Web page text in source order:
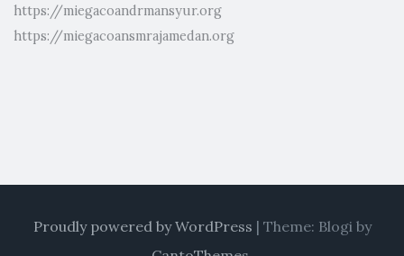
https://miegacoandrmansyur.org
https://miegacoansmrajamedan.org
Proudly powered by WordPress | Theme: Blogi by